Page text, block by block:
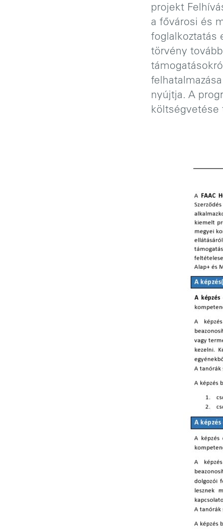
projekt
a fővárosi és
foglalkoztatás
törvény
nyújtja. A
költségvetése